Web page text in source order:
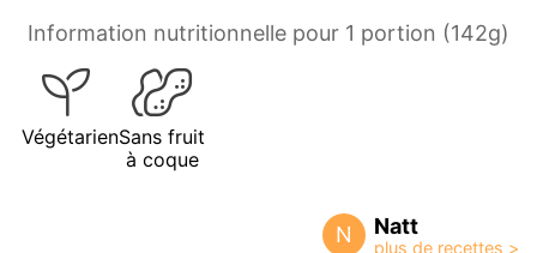
Information nutritionnelle pour 1 portion (142g)
VégétarienSans fruit
à coque
N Natt